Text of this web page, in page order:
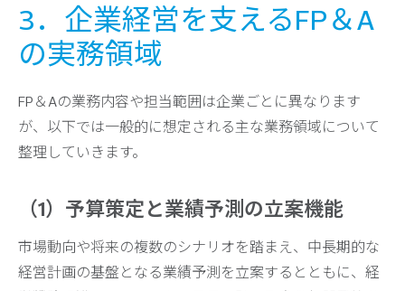
3．企業経営を支えるFP＆A
の実務領域
FP＆Aの業務内容や担当範囲は企業ごとに異なります
が、以下では一般的に想定される主な業務領域について
整理していきます。
（1）予算策定と業績予測の立案機能
市場動向や将来の複数のシナリオを踏まえ、中長期的な
経営計画の基盤となる業績予測を立案するとともに、経